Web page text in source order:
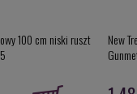
100 cm niski ruszt
New